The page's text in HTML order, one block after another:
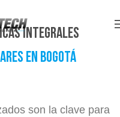
integrales
en Bogotá
son la clave para